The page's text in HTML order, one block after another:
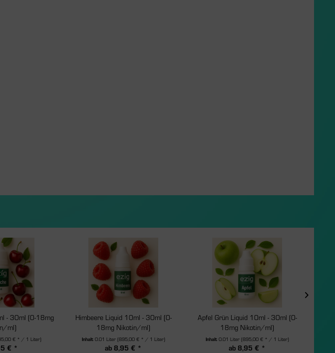
- 30ml (0-18mg
ml)
€ * / 1 Liter)
€ *
Himbeere Liquid 10ml - 30ml (0-
18mg Nikotin/ml)
Inhalt 0.01 Liter (895,00 € * / 1 Liter)
ab 8,95 € *
Apfel Grün Liquid 10ml - 30ml (0-
18mg Nikotin/ml)
Inhalt 0.01 Liter (895,00 € * / 1 Liter)
ab 8,95 € *